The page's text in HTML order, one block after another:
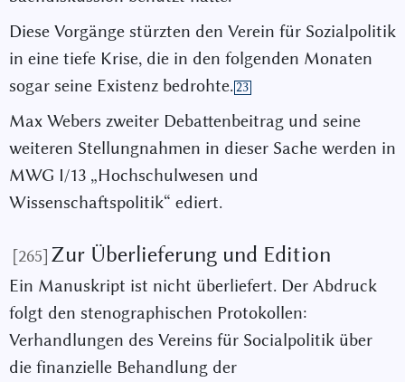
Diese Vorgänge stürzten den Verein für Sozialpolitik
in eine tiefe Krise, die in den folgenden Monaten
sogar seine Existenz bedrohte.23
Max Webers zweiter Debattenbeitrag und seine
weiteren Stellungnahmen in dieser Sache werden in
MWG I/13 „Hochschulwesen und
Wissenschaftspolitik“ ediert.
[265] Zur Überlieferung und Edition
Ein Manuskript ist nicht überliefert. Der Abdruck
folgt den stenographischen Protokollen:
Verhandlungen des Vereins für Socialpolitik über
die finanzielle Behandlung der